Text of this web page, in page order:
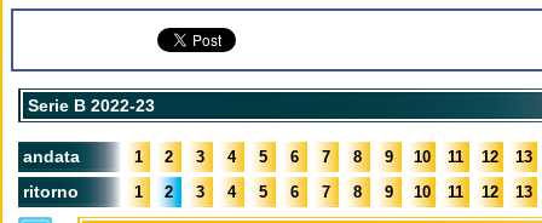
Serie B 2022-23
andata 1 2 3 4 5 6 7 8 9 10 11 12 13
ritorno 1 2 3 4 5 6 7 8 9 10 11 12 13